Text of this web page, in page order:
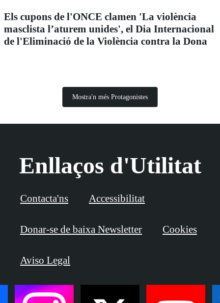
Els cupons de l'ONCE clamen 'La violència
masclista l’aturem unides', el Dia Internacional
de l'Eliminació de la Violència contra la Dona
Mostra'n més Protagonistes
Enllaços d'Utilitat
Contacta'ns Accessibilitat
Donar-se de baixa Newsletter Cookies
Aviso Legal